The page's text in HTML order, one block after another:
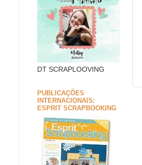
DT SCRAPLOOVING
PUBLICAÇÕES
INTERNACIONAIS:
ESPRIT SCRAPBOOKING